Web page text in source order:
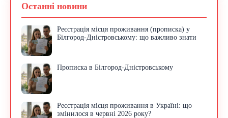
Останні новини
Реєстрація місця проживання (прописка) у
Білгород-Дністровському: що важливо знати
Прописка в Білгород-Дністровському
Реєстрація місця проживання в Україні: що
змінилося в червні 2026 року?